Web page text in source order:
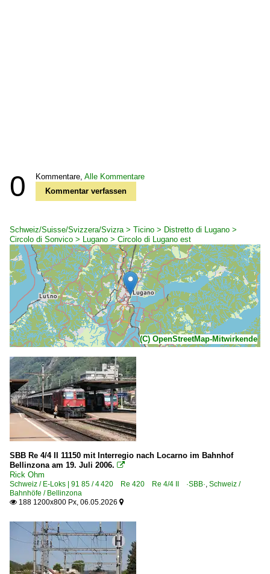
0 Kommentare, Alle Kommentare
Kommentar verfassen
Schweiz/Suisse/Svizzera/Svizra > Ticino > Distretto di Lugano >
Circolo di Sonvico > Lugano > Circolo di Lugano est
(C) OpenStreetMap-Mitwirkende
SBB Re 4/4 II 11150 mit Interregio nach Locarno im Bahnhof
Bellinzona am 19. Juli 2006. 
Rick Ohm
Schweiz / E-Loks | 91 85 / 4 420 Re 420 Re 4/4 II ·SBB·, Schweiz /
Bahnhöfe / Bellinzona
 188 1200x800 Px, 06.05.2026 